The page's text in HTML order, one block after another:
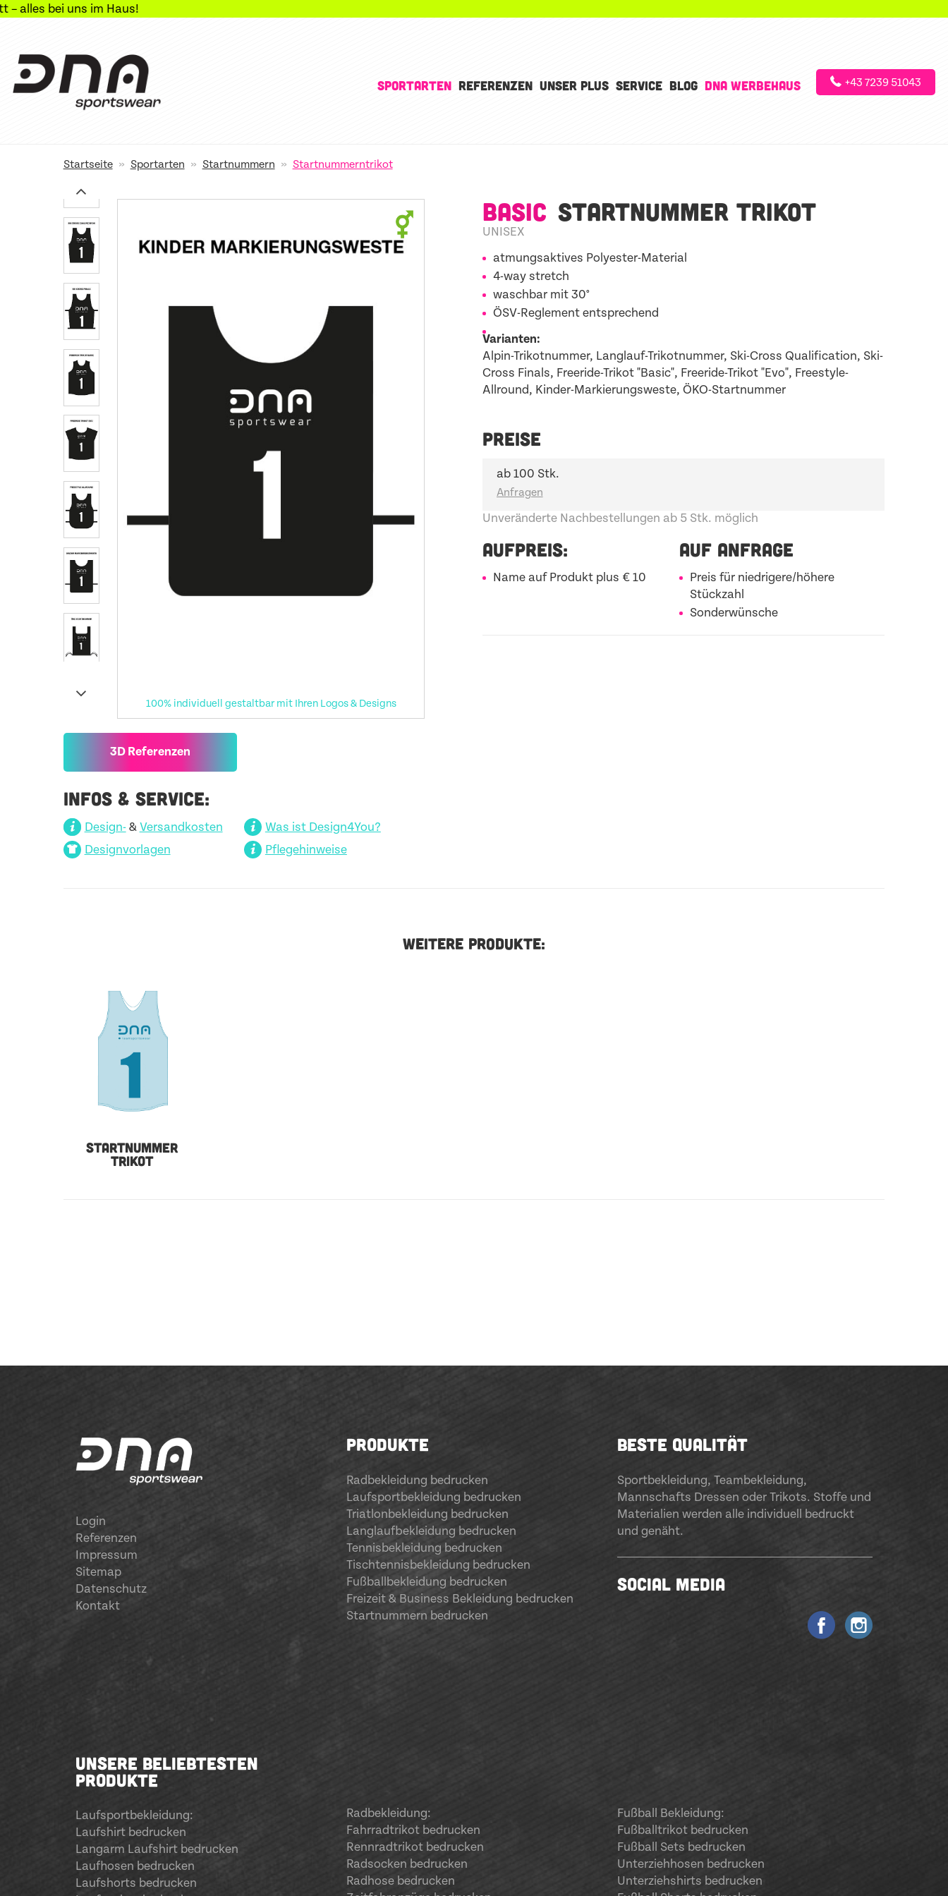
uns im Haus!
+43 7239 51043
SPORTARTEN REFERENZEN UNSER PLUS SERVICE BLOG DNA WERBEHAUS
Startseite » Sportarten » Startnummern » Startnummerntrikot
100% individuell gestaltbar mit Ihren Logos & Designs
3D Referenzen
INFOS & SERVICE:
Design-& Versandkosten
Was ist Design4You?
Designvorlagen
Pflegehinweise
BASIC STARTNUMMER TRIKOT
UNISEX
atmungsaktives Polyester-Material
4-way stretch
waschbar mit 30°
ÖSV-Reglement entsprechend
Varianten:
Alpin-Trikotnummer, Langlauf-Trikotnummer, Ski-Cross Qualification, Ski-
Cross Finals, Freeride-Trikot "Basic", Freeride-Trikot "Evo", Freestyle-
Allround, Kinder-Markierungsweste, ÖKO-Startnummer
PREISE
ab 100 Stk.
Unveränderte Nachbestellungen ab 5 Stk. möglich
AUFPREIS:
Name auf Produkt plus € 10
AUF ANFRAGE
Preis für niedrigere/höhere
Stückzahl
Sonderwünsche
WEITERE PRODUKTE:
STARTNUMMER
TRIKOT
Login
Referenzen
Impressum
Sitemap
Datenschutz
Kontakt
PRODUKTE
Radbekleidung bedrucken
Laufsportbekleidung bedrucken
Triatlonbekleidung bedrucken
Langlaufbekleidung bedrucken
Tennisbekleidung bedrucken
Tischtennisbekleidung bedrucken
Fußballbekleidung bedrucken
Freizeit & Business Bekleidung bedrucken
Startnummern bedrucken
BESTE QUALITÄT
Sportbekleidung,Teambekleidung,
Mannschafts Dressen oder Trikots. Stoffe und
Materialien werden alle individuell bedruckt
und genäht.
SOCIAL MEDIA
UNSERE BELIEBTESTEN
PRODUKTE
Laufsportbekleidung:
Laufshirt bedrucken
Langarm Laufshirt bedrucken
Laufhosen bedrucken
Laufshorts bedrucken
Radbekleidung:
Fahrradtrikot bedrucken
Rennradtrikot bedrucken
Radsocken bedrucken
Radhose bedrucken
Fußball Bekleidung:
Fußballtrikot bedrucken
Fußball Sets bedrucken
Unterziehhosen bedrucken
Unterziehshirts bedrucken